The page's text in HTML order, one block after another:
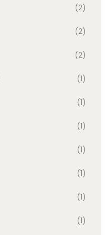
(2)
(2)
(2)
(1)
(1)
(1)
(1)
(1)
(1)
(1)